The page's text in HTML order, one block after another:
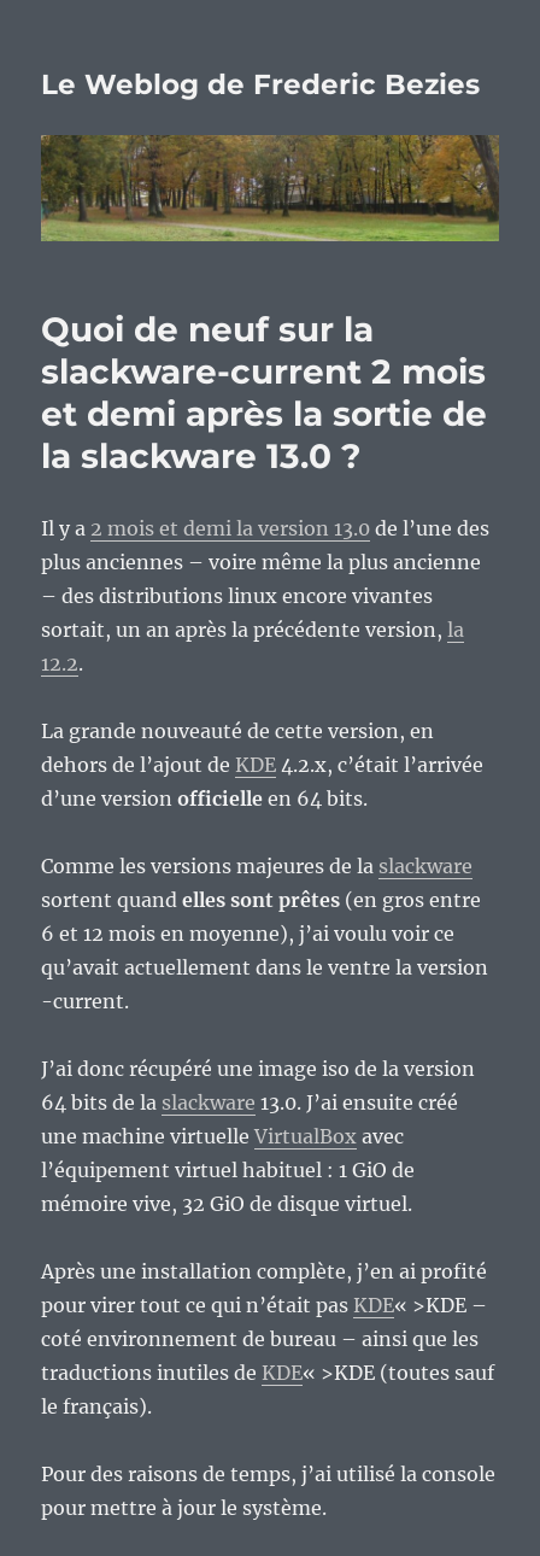
Le Weblog de Frederic Bezies
Quoi de neuf sur la
slackware-current 2 mois
et demi après la sortie de
la slackware 13.0 ?
Il y a 2 mois et demi la version 13.0 de l’une des
plus anciennes – voire même la plus ancienne
– des distributions linux encore vivantes
sortait, un an après la précédente version,la
12.2.
La grande nouveauté de cette version, en
dehors de l’ajout de KDE 4.2.x, c’était l’arrivée
d’une versionofficielle en 64 bits.
Comme les versions majeures de la slackware
sortent quandelles sont prêtes (en gros entre
6 et 12 mois en moyenne), j’ai voulu voir ce
qu’avait actuellement dans le ventre la version
-current.
J’ai donc récupéré une image iso de la version
64 bits de la slackware 13.0. J’ai ensuite créé
une machine virtuelleVirtualBox avec
l’équipement virtuel habituel : 1 GiO de
mémoire vive, 32 GiO de disque virtuel.
Après une installation complète, j’en ai profité
pour virer tout ce qui n’était pas KDE« >KDE –
coté environnement de bureau – ainsi que les
traductions inutiles de KDE« >KDE (toutes sauf
le français).
Pour des raisons de temps, j’ai utilisé la console
pour mettre à jour le système.